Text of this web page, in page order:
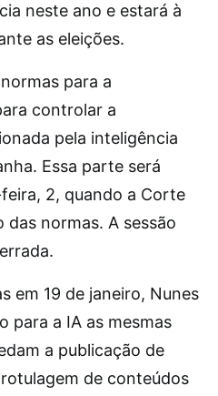
neste ano e estará à
as eleições.
para a
controlar a
pela inteligência
Essa parte será
2, quando a Corte
normas. A sessão
em 19 de janeiro, Nunes
para a IA as mesmas
a publicação de
de conteúdos